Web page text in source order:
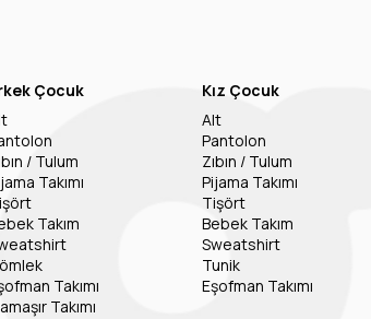
Çocuk
/ Tulum
Takımı
Takım
Takımı
Takımı
Kız Çocuk
Alt
Pantolon
Zıbın / Tulum
Pijama Takımı
Tişört
Bebek Takım
Sweatshirt
Tunik
Eşofman Takımı